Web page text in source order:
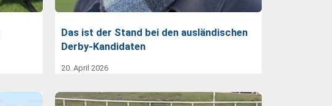
Das ist der Stand bei den ausländischen
Derby-Kandidaten
20. April 2026